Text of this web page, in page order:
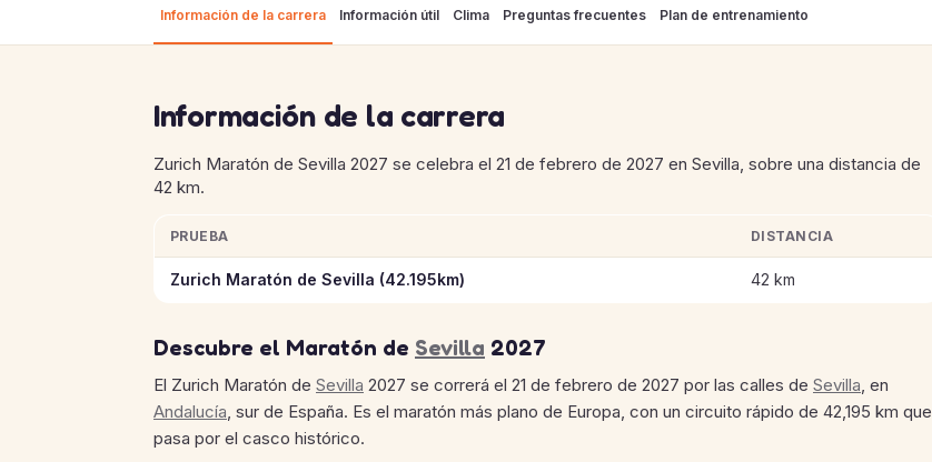
Información de la carrera Información útil Clima Preguntas frecuentes Plan de entrenamiento
Información de la carrera
Zurich Maratón de Sevilla 2027 se celebra el 21 de febrero de 2027 en Sevilla, sobre una distancia de
42 km.
Información clave de las pruebas de Zurich Maratón de Sevilla 2027
PRUEBA DISTANCIA
Zurich Maratón de Sevilla (42.195km) 42 km
Descubre el Maratón de Sevilla 2027
El Zurich Maratón de Sevilla 2027 se correrá el 21 de febrero de 2027 por las calles de Sevilla, en
Andalucía, sur de España. Es el maratón más plano de Europa, con un circuito rápido de 42,195 km que
pasa por el casco histórico.